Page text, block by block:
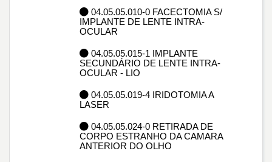
04.05.05.010-0 FACECTOMIA S/
IMPLANTE DE LENTE INTRA-
OCULAR
04.05.05.015-1 IMPLANTE
SECUNDÁRIO DE LENTE INTRA-
OCULAR - LIO
04.05.05.019-4 IRIDOTOMIA A
LASER
04.05.05.024-0 RETIRADA DE
CORPO ESTRANHO DA CAMARA
ANTERIOR DO OLHO